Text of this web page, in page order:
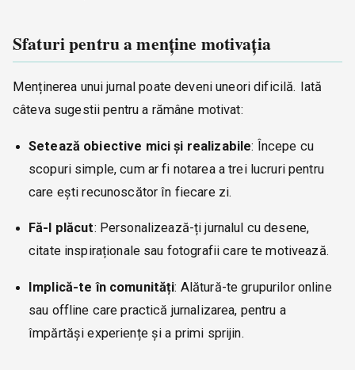
Sfaturi pentru a menține motivația
Menținerea unui jurnal poate deveni uneori dificilă. Iată
câteva sugestii pentru a rămâne motivat:
Setează obiective mici și realizabile: Începe cu
scopuri simple, cum ar fi notarea a trei lucruri pentru
care ești recunoscător în fiecare zi.
Fă-l plăcut: Personalizează-ți jurnalul cu desene,
citate inspiraționale sau fotografii care te motivează.
Implică-te în comunități: Alătură-te grupurilor online
sau offline care practică jurnalizarea, pentru a
împărtăși experiențe și a primi sprijin.